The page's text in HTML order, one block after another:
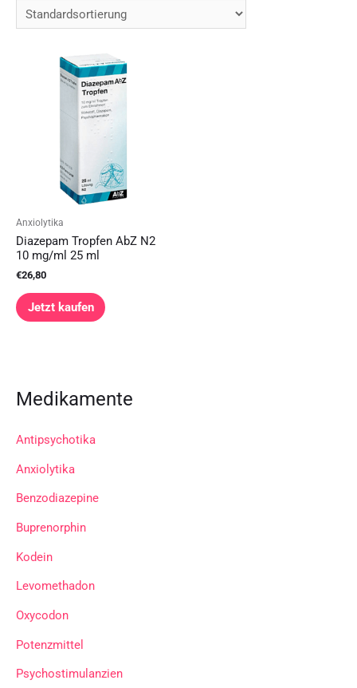
Anxiolytika
Diazepam Tropfen AbZ N2
10 mg/ml 25 ml
€26,80
Jetzt kaufen
Medikamente
Antipsychotika
Anxiolytika
Benzodiazepine
Buprenorphin
Kodein
Levomethadon
Oxycodon
Potenzmittel
Psychostimulanzien